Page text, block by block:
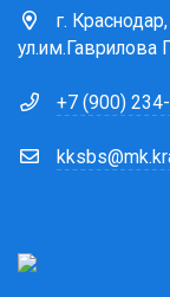
г. Краснодар,
ул.им.Гаврилова
+7 (900)